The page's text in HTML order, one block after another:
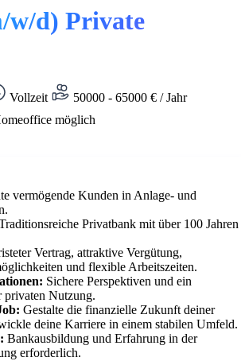
w/d) Private
Vollzeit
50000 - 65000 € / Jahr
möglich
vermögende Kunden in Anlage- und
Privatbank mit über 100 Jahren
Vertrag, attraktive Vergütung,
und flexible Arbeitszeiten.
Sichere Perspektiven und ein
privaten Nutzung.
Gestalte die finanzielle Zukunft deiner
deine Karriere in einem stabilen Umfeld.
Bankausbildung und Erfahrung in der
erforderlich.